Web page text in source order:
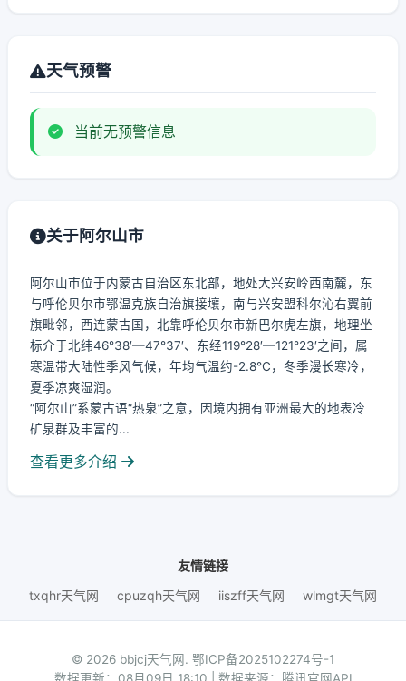
天气预警
当前无预警信息
关于阿尔山市
阿尔山市位于内蒙古自治区东北部，地处大兴安岭西南麓，东
与呼伦贝尔市鄂温克族自治旗接壤，南与兴安盟科尔沁右翼前
旗毗邻，西连蒙古国，北靠呼伦贝尔市新巴尔虎左旗，地理坐
标介于北纬46°38′—47°37′、东经119°28′—121°23′之间，属
寒温带大陆性季风气候，年均气温约-2.8℃，冬季漫长寒冷，
夏季凉爽湿润。
“阿尔山”系蒙古语“热泉”之意，因境内拥有亚洲最大的地表冷
矿泉群及丰富的...
查看更多介绍
友情链接
txqhr天气网
cpuzqh天气网 iiszff天气网 wlmgt天气网
© 2026 bbjcj天气网. 鄂ICP备2025102274号-1